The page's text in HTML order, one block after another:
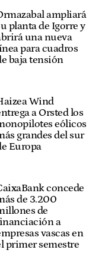
ampliará
planta de Igorre y
una nueva
para cuadros
baja tensión
Wind
a Orsted los
eólicos
grandes del sur
Europa
concede
de 3.200
de
a
vascas en
primer semestre